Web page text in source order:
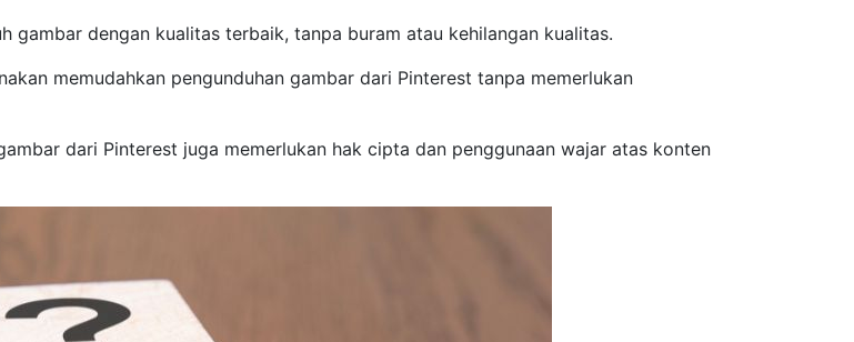
gambar dengan kualitas terbaik, tanpa buram atau kehilangan kualitas.
memudahkan pengunduhan gambar dari Pinterest tanpa memerlukan
dari Pinterest juga memerlukan hak cipta dan penggunaan wajar atas konten